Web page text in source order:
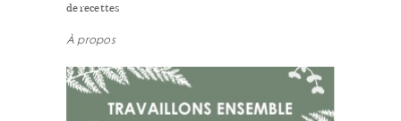
de recettes
À propos